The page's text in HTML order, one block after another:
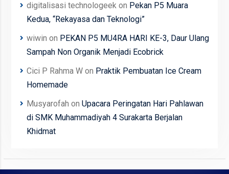
digitalisasi technologeekon Pekan P5 Muara
Kedua, “Rekayasa dan Teknologi”
wiwin on PEKAN P5 MU4RA HARI KE-3, Daur Ulang
Sampah Non Organik Menjadi Ecobrick
Cici P Rahma Won Praktik Pembuatan Ice Cream
Homemade
Musyarofah on Upacara Peringatan Hari Pahlawan
di SMK Muhammadiyah 4 Surakarta Berjalan
Khidmat